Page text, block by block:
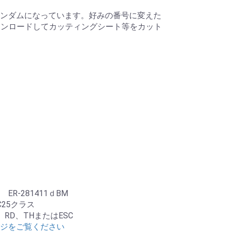
ダムになっています。好みの番号に変えた
ロードしてカッティングシート等をカット
281411ｄBM
クラス
、THまたはESC
をご覧ください